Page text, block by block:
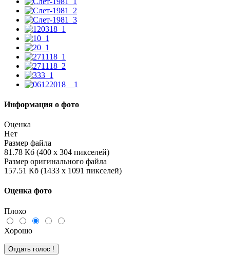
Информация о фото
Оценка
Нет
Размер файла
81.78 Кб (400 x 304 пикселей)
Размер оригинального файла
157.51 Кб (1433 x 1091 пикселей)
Оценка фото
Плохо
Хорошо